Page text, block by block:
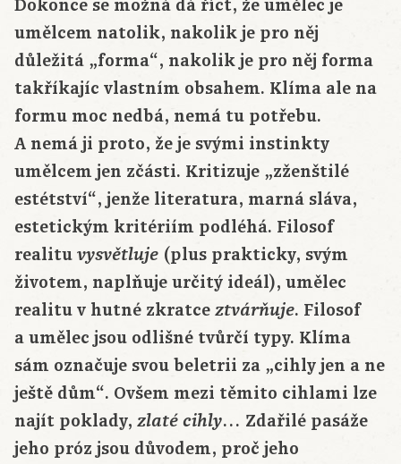
Dokonce se možná dá říct, že umělec je
umělcem natolik, nakolik je pro něj
důležitá „forma“, nakolik je pro něj forma
takříkajíc vlastním obsahem. Klíma ale na
formu moc nedbá, nemá tu potřebu.
A nemá ji proto, že je svými instinkty
umělcem jen zčásti. Kritizuje „zženštilé
estétství“, jenže literatura, marná sláva,
estetickým kritériím podléhá. Filosof
realitu vysvětluje (plus prakticky, svým
životem, naplňuje určitý ideál), umělec
realitu v hutné zkratce ztvárňuje. Filosof
a umělec jsou odlišné tvůrčí typy. Klíma
sám označuje svou beletrii za „cihly jen a ne
ještě dům“. Ovšem mezi těmito cihlami lze
najít poklady, zlaté cihly… Zdařilé pasáže
jeho próz jsou důvodem, proč jeho